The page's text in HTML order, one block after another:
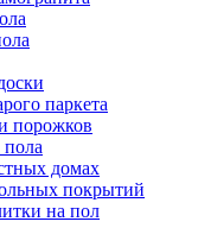
паркета
порожков
домах
покрытий
на пол